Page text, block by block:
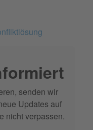
senden wir
Updates auf
nicht verpassen.